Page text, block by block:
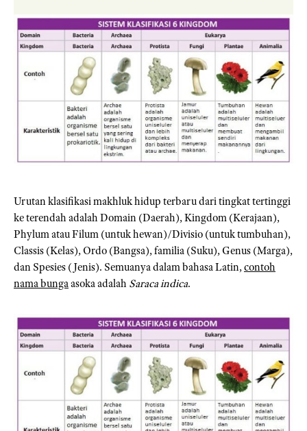
Urutan klasifikasi makhluk hidup terbaru dari tingkat tertinggi
ke terendah adalah Domain (Daerah), Kingdom (Kerajaan),
Phylum atau Filum (untuk hewan)/Divisio (untuk tumbuhan),
Classis (Kelas), Ordo (Bangsa), familia (Suku), Genus (Marga),
dan Spesies (Jenis). Semuanya dalam bahasa Latin,contoh
nama bungaasoka adalah Saraca indica.